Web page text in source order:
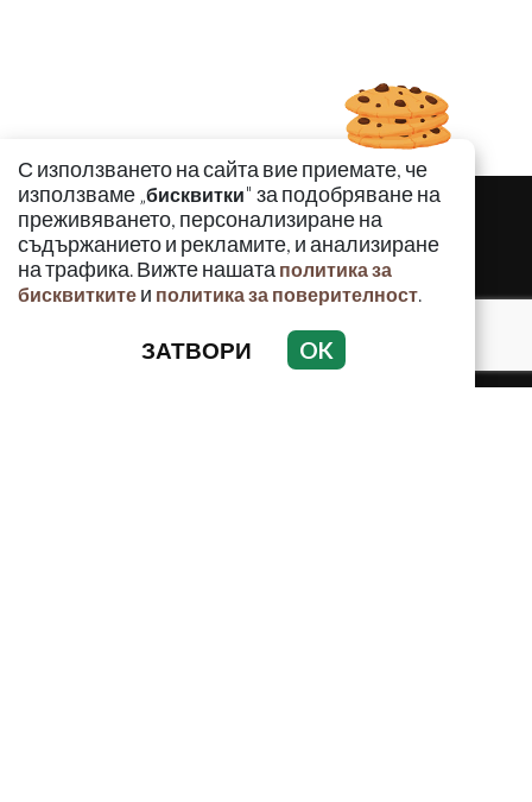
С използването на сайта вие приемате, че
използваме „бисквитки" за подобряване на
преживяването, персонализиране на
съдържанието и рекламите, и анализиране
на трафика. Вижте нашата политика за
бисквитките и политика за поверителност.
ЗАТВОРИ OK